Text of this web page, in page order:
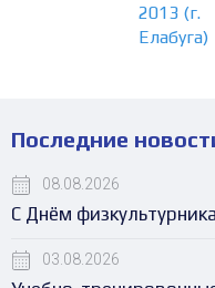
2013 (г.
Елабуга)
Последние
08.08.2026
С Днём
03.08.2026